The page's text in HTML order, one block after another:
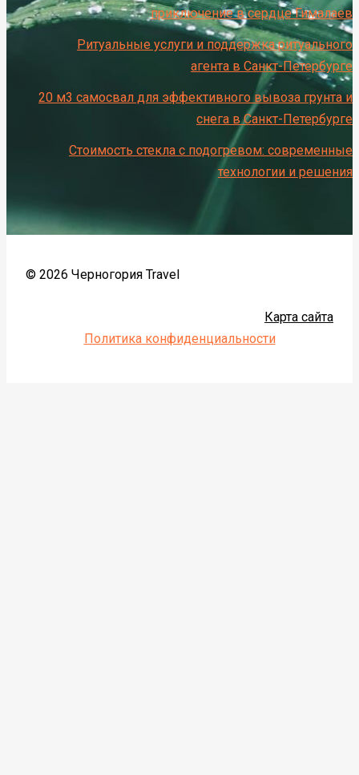
приключение в сердце Гималаев
Ритуальные услуги и поддержка ритуального
агента в Санкт-Петербурге
20 м3 самосвал для эффективного вывоза грунта и
снега в Санкт-Петербурге
Стоимость стекла с подогревом: современные
технологии и решения
© 2026 Черногория Travel
Карта сайта
Политика конфиденциальности